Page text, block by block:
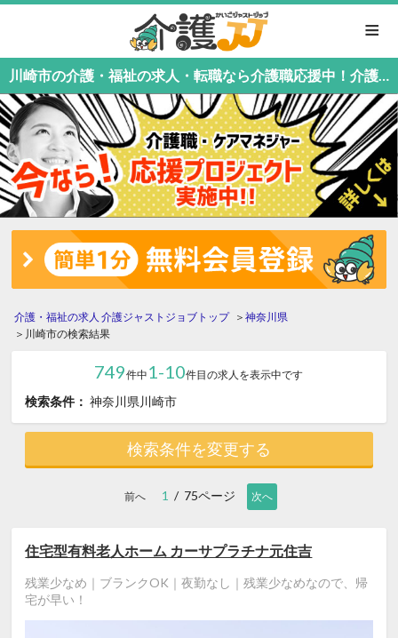
≡
川崎市の介護・福祉の求人・転職なら介護職応援中！介護職専門の介護ジャストジョブ
介護・福祉の求人 介護ジャストジョブトップ
神奈川県
川崎市の検索結果
749件中 1-10件目の求人を表示中です
検索条件： 神奈川県川崎市
検索条件を変更する
前へ 1 / 75ページ 次へ
住宅型有料老人ホーム カーサプラチナ元住吉
残業少なめ｜ブランクOK｜夜勤なし｜残業少なめなので、帰
宅が早い！